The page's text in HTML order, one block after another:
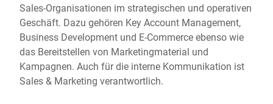
Sales-Organisationen im strategischen und operativen
Geschäft. Dazu gehören Key Account Management,
Business Development und E-Commerce ebenso wie
das Bereitstellen von Marketingmaterial und
Kampagnen. Auch für die interne Kommunikation ist
Sales & Marketing verantwortlich.